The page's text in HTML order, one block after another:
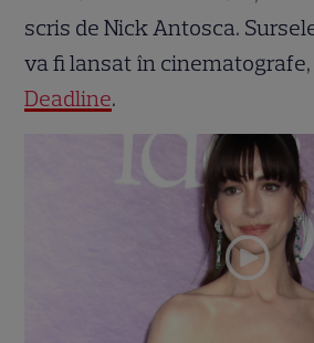
scris de Nick Antosca.
va fi lansat în
Deadline.